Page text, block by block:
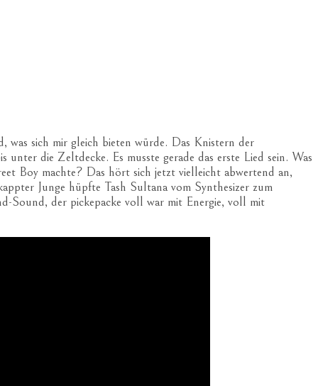
was sich mir gleich bieten würde. Das Knistern der
die Zeltdecke. Es musste gerade das erste Lied sein. Was
Boy machte? Das hört sich jetzt vielleicht abwertend an,
Junge hüpfte Tash Sultana vom Synthesizer zum
Sound, der pickepacke voll war mit Energie, voll mit